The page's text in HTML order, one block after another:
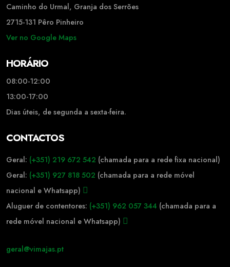
Caminho do Urmal, Granja dos Serrões
2715-131 Pêro Pinheiro
Ver no Google Maps
HORÁRIO
08:00-12:00
13:00-17:00
Dias úteis, de segunda a sexta-feira.
CONTACTOS
Geral: (+351) 219 672 542 (chamada para a rede fixa nacional)
Geral: (+351) 927 818 502 (chamada para a rede móvel
nacional e Whatsapp)
Aluguer de contentores: (+351) 962 057 344 (chamada para a
rede móvel nacional e Whatsapp)
geral@vimajas.pt